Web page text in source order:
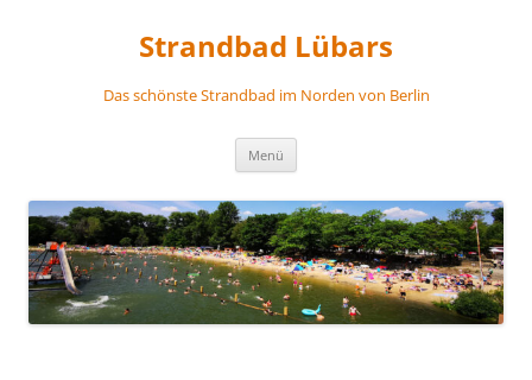
Strandbad Lübars
Das schönste Strandbad im Norden von Berlin
Menü